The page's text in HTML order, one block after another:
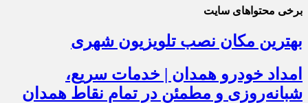
برخی محتواهای سایت
بهترین مکان نصب تلویزیون شهری
امداد خودرو همدان | خدمات سریع،
شبانه‌روزی و مطمئن در تمام نقاط همدان